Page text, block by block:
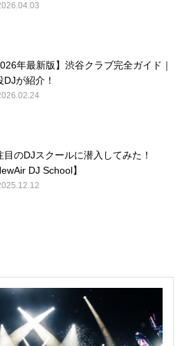
年最新版】渋谷クラブ完全ガイド｜
DJが紹介！
目のDJスクールに潜入してみた！
DJ School】